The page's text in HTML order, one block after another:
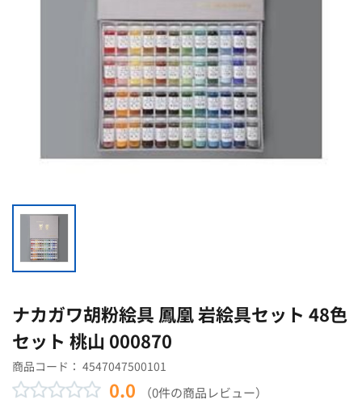
ナカガワ胡粉絵具 鳳凰 岩絵具セット 48色
セット 桃山 000870
商品コード： 4547047500101
0.0 （0件の商品レビュー）